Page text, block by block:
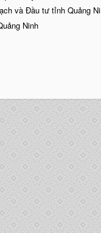
và Đầu tư tỉnh Quảng
Ninh